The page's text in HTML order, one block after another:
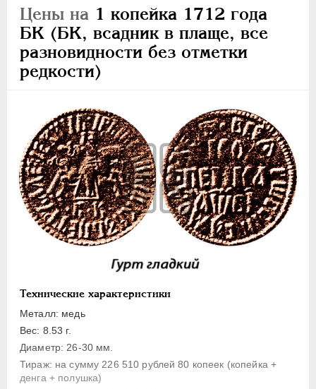
Цены на 1 копейка 1712 года
БК (БК, всадник в плаще, все
разновидности без отметки
редкости)
Технические характеристики
Металл: медь
Вес: 8.53 г.
Диаметр: 26-30 мм.
Тираж: на сумму 226 510 рублей 80 копеек (копейка +
денга + полушка)
Серебро
Медь
5 копеек
1 копейка
Полушка
Полполушки
Пробные
Для Речи Посполитой
Монетовидные жетоны
ЕКАТЕРИНА I 1725-1727
1727-1729
АННА ИОАННОВНА 1730-1740
ИОАНН АНТОНОВИЧ 1740-1741
ЕЛИЗАВЕТА
ПЕТР III 1762-1762
ЕКАТЕРИНА II 1762-1796
ПАВЕЛ I 1796-1801